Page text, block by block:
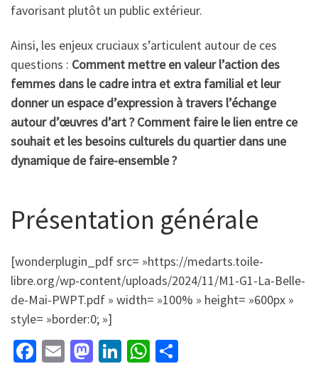
favorisant plutôt un public extérieur.
Ainsi, les enjeux cruciaux s’articulent autour de ces
questions : Comment mettre en valeur l’action des
femmes dans le cadre intra et extra familial et leur
donner un espace d’expression à travers l’échange
autour d’œuvres d’art ? Comment faire le lien entre ce
souhait et les besoins culturels du quartier dans une
dynamique de faire-ensemble ?
Présentation générale
[wonderplugin_pdf src= »https://medarts.toile-
libre.org/wp-content/uploads/2024/11/M1-G1-La-Belle-
de-Mai-PWPT.pdf » width= »100% » height= »600px »
style= »border:0; »]
Fa E
M Li W